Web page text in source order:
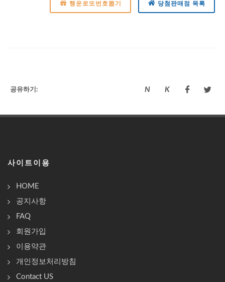
행운로또번호뽑기 당첨판매점 목록
공유하기: N K
사이트이용
HOME
공지사항
FAQ
회원가입
이용약관
개인정보처리방침
Contact US